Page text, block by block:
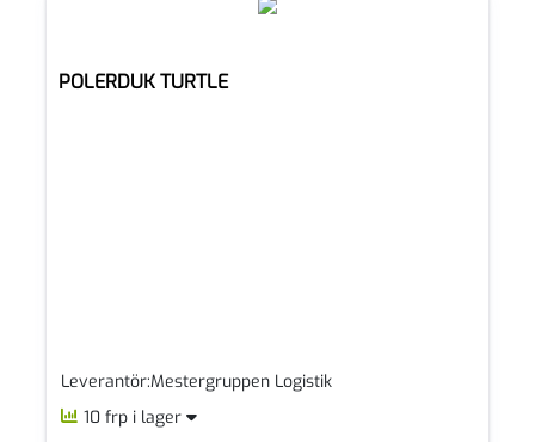
POLERDUK TURTLE
Leverantör:Mestergruppen Logistik
10 frp i lager